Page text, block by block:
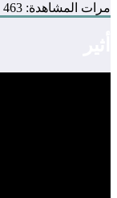
مرات المشاهدة: 463